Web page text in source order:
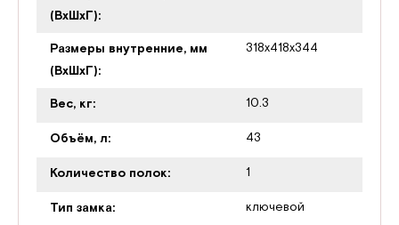
(ВхШхГ):
Размеры внутренние, мм
(ВхШхГ):
318x418x344
Вес, кг: 10.3
Объём, л: 43
Количество полок: 1
Тип замка: ключевой